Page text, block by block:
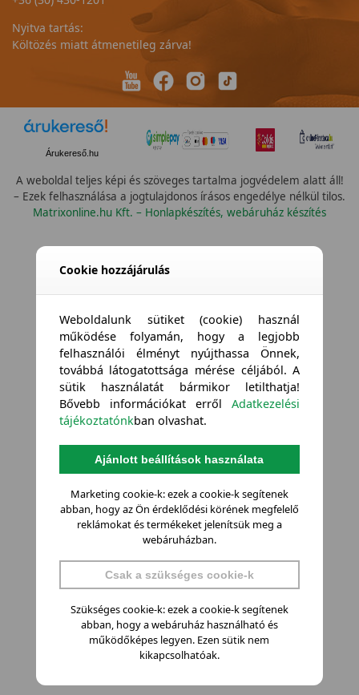
Nyitva tartás:
Költözés miatt átmenetileg zárva!
Árukereső.hu
A weboldal teljes képi és szöveges tartalma jogvédelem alatt áll!
– Ezek felhasználása a jogtulajdonos írásos engedélye nélkül tilos.
Matrixonline.hu Kft. – Honlapkészítés, webáruház készítés
Cookie hozzájárulás
Weboldalunk sütiket (cookie) használ
működése folyamán, hogy a legjobb
felhasználói élményt nyújthassa Önnek,
továbbá látogatottsága mérése céljából. A
sütik használatát bármikor letilthatja!
Bővebb információkat errőlAdatkezelési
tájékoztatónkban olvashat.
Ajánlott beállítások használata
Marketing cookie-k: ezek a cookie-k segítenek
abban, hogy az Ön érdeklődési körének megfelelő
reklámokat és termékeket jelenítsük meg a
webáruházban.
Csak a szükséges cookie-k
Szükséges cookie-k: ezek a cookie-k segítenek
abban, hogy a webáruház használható és
működőképes legyen. Ezen sütik nem
kikapcsolhatóak.